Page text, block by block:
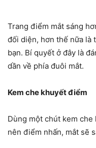
Trang điểm mắt sáng
đối diện, hơn thế nữa là
bạn. Bí quyết ở đây là
dần về phía đuôi mắt.
Kem che khuyết điểm
Dùng một chút kem
nên điểm nhấn, mắt sẽ